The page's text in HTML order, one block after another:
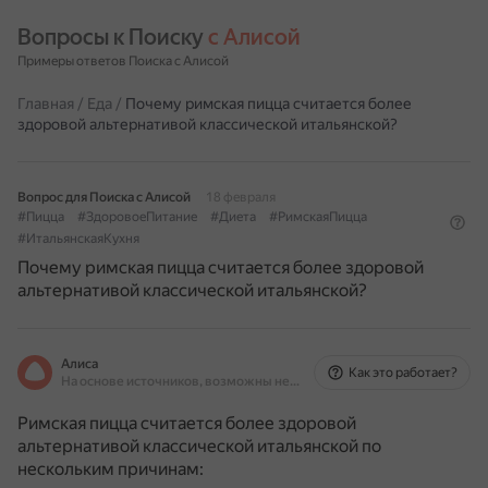
Вопросы к Поиску с Алисой
Примеры ответов Поиска с Алисой
Главная / Еда / Почему римская пицца считается более
здоровой альтернативой классической итальянской?
Вопрос для Поиска с Алисой
18 февраля
#Пицца
#ЗдоровоеПитание #Диета
#РимскаяПицца
#ИтальянскаяКухня
Почему римская пицца считается более здоровой
альтернативой классической итальянской?
Алиса
На основе источников, возможны неточности
Как это работает?
Римская пицца считается более здоровой
альтернативой классической итальянской по
нескольким причинам: